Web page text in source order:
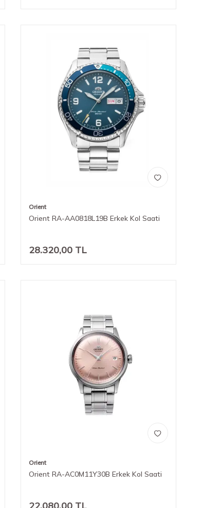
Orient
Orient RA-AA0818L19B Erkek Kol Saati
28.320,00TL
Orient
Orient RA-AC0M11Y30B Erkek Kol Saati
22.080,00TL